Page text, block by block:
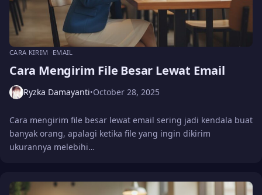
CARA KIRIM EMAIL
Cara Mengirim File Besar Lewat Email
Ryzka Damayanti•October 28, 2025
Cara mengirim file besar lewat email sering jadi kendala buat
banyak orang, apalagi ketika file yang ingin dikirim
ukurannya melebihi…